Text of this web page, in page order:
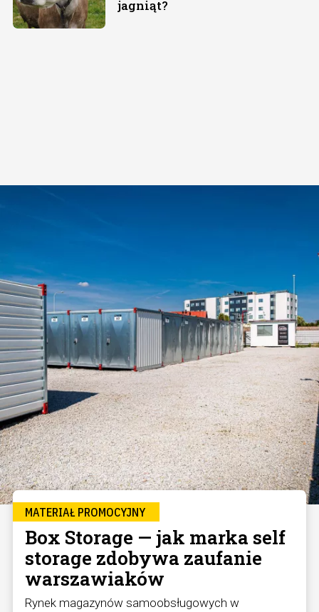
jagniąt?
MATERIAŁ PROMOCYJNY
Box Storage — jak marka self
storage zdobywa zaufanie
warszawiaków
Rynek magazynów samoobsługowych w